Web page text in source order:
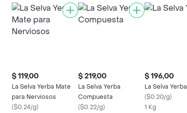
$ 119,00
La Selva Yerba Mate
para Nerviosos
($0.24/g)
$ 219,00
La Selva Yerba
Compuesta
($0.22/g)
$ 196,00
La Selva Yerba
($0.20/g)
1 Kg